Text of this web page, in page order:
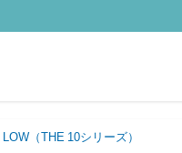
（THE 10シリーズ）